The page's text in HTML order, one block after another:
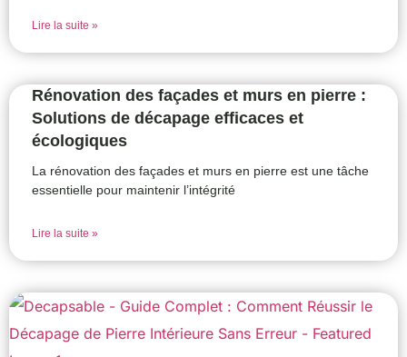
Lire la suite »
Rénovation des façades et murs en pierre :
Solutions de décapage efficaces et
écologiques
La rénovation des façades et murs en pierre est une tâche
essentielle pour maintenir l’intégrité
Lire la suite »